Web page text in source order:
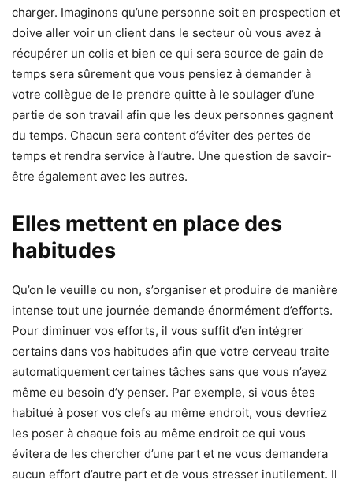
charger. Imaginons qu’une personne soit en prospection et
doive aller voir un client dans le secteur où vous avez à
récupérer un colis et bien ce qui sera source de gain de
temps sera sûrement que vous pensiez à demander à
votre collègue de le prendre quitte à le soulager d’une
partie de son travail afin que les deux personnes gagnent
du temps. Chacun sera content d’éviter des pertes de
temps et rendra service à l’autre. Une question de savoir-
être également avec les autres.
Elles mettent en place des
habitudes
Qu’on le veuille ou non, s’organiser et produire de manière
intense tout une journée demande énormément d’efforts.
Pour diminuer vos efforts, il vous suffit d’en intégrer
certains dans vos habitudes afin que votre cerveau traite
automatiquement certaines tâches sans que vous n’ayez
même eu besoin d’y penser. Par exemple, si vous êtes
habitué à poser vos clefs au même endroit, vous devriez
les poser à chaque fois au même endroit ce qui vous
évitera de les chercher d’une part et ne vous demandera
aucun effort d’autre part et de vous stresser inutilement. Il